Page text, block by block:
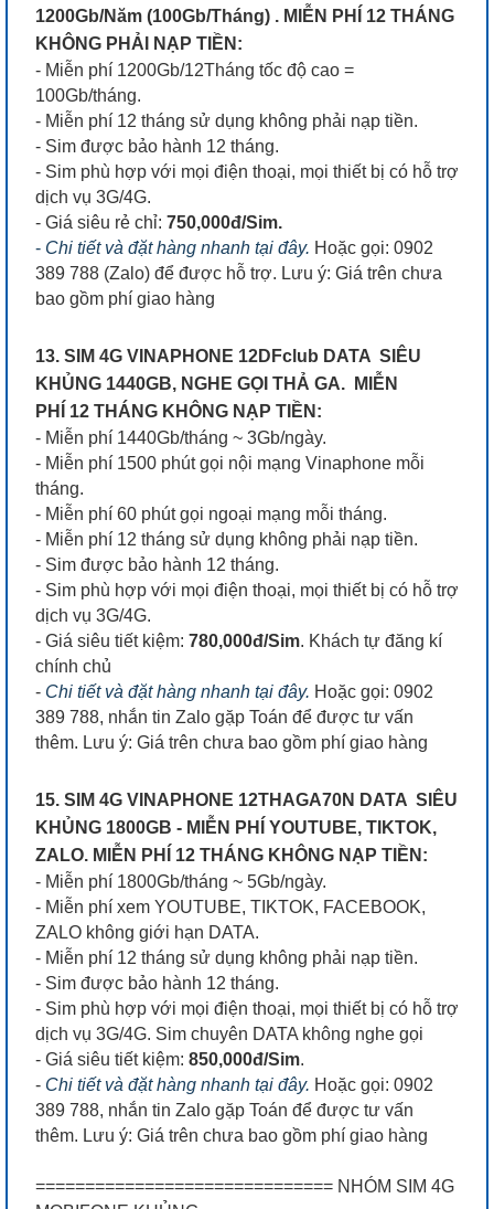
1200Gb/Năm (100Gb/Tháng) . MIỄN PHÍ 12 THÁNG
KHÔNG PHẢI NẠP TIỀN:
- Miễn phí 1200Gb/12Tháng tốc độ cao =
100Gb/tháng.
- Miễn phí 12 tháng sử dụng không phải nạp tiền.
- Sim được bảo hành 12 tháng.
- Sim phù hợp với mọi điện thoại, mọi thiết bị có hỗ trợ
dịch vụ 3G/4G.
- Giá siêu rẻ chỉ: 750,000đ/Sim.
- Chi tiết và đặt hàng nhanh tại đây. Hoặc gọi: 0902
389 788 (Zalo) để được hỗ trợ. Lưu ý: Giá trên chưa
bao gồm phí giao hàng
13. SIM 4G VINAPHONE 12DFclub DATA SIÊU
KHỦNG 1440GB, NGHE GỌI THẢ GA. MIỄN
PHÍ 12 THÁNG KHÔNG NẠP TIỀN:
- Miễn phí 1440Gb/tháng ~ 3Gb/ngày.
- Miễn phí 1500 phút gọi nội mạng Vinaphone mỗi
tháng.
- Miễn phí 60 phút gọi ngoại mạng mỗi tháng.
- Miễn phí 12 tháng sử dụng không phải nạp tiền.
- Sim được bảo hành 12 tháng.
- Sim phù hợp với mọi điện thoại, mọi thiết bị có hỗ trợ
dịch vụ 3G/4G.
- Giá siêu tiết kiệm: 780,000đ/Sim. Khách tự đăng kí
chính chủ
- Chi tiết và đặt hàng nhanh tại đây. Hoặc gọi: 0902
389 788, nhắn tin Zalo gặp Toán để được tư vấn
thêm. Lưu ý: Giá trên chưa bao gồm phí giao hàng
15. SIM 4G VINAPHONE 12THAGA70N DATA SIÊU
KHỦNG 1800GB - MIỄN PHÍ YOUTUBE, TIKTOK,
ZALO. MIỄN PHÍ 12 THÁNG KHÔNG NẠP TIỀN:
- Miễn phí 1800Gb/tháng ~ 5Gb/ngày.
- Miễn phí xem YOUTUBE, TIKTOK, FACEBOOK,
ZALO không giới hạn DATA.
- Miễn phí 12 tháng sử dụng không phải nạp tiền.
- Sim được bảo hành 12 tháng.
- Sim phù hợp với mọi điện thoại, mọi thiết bị có hỗ trợ
dịch vụ 3G/4G. Sim chuyên DATA không nghe gọi
- Giá siêu tiết kiệm: 850,000đ/Sim.
- Chi tiết và đặt hàng nhanh tại đây. Hoặc gọi: 0902
389 788, nhắn tin Zalo gặp Toán để được tư vấn
thêm. Lưu ý: Giá trên chưa bao gồm phí giao hàng
============================== NHÓM SIM 4G